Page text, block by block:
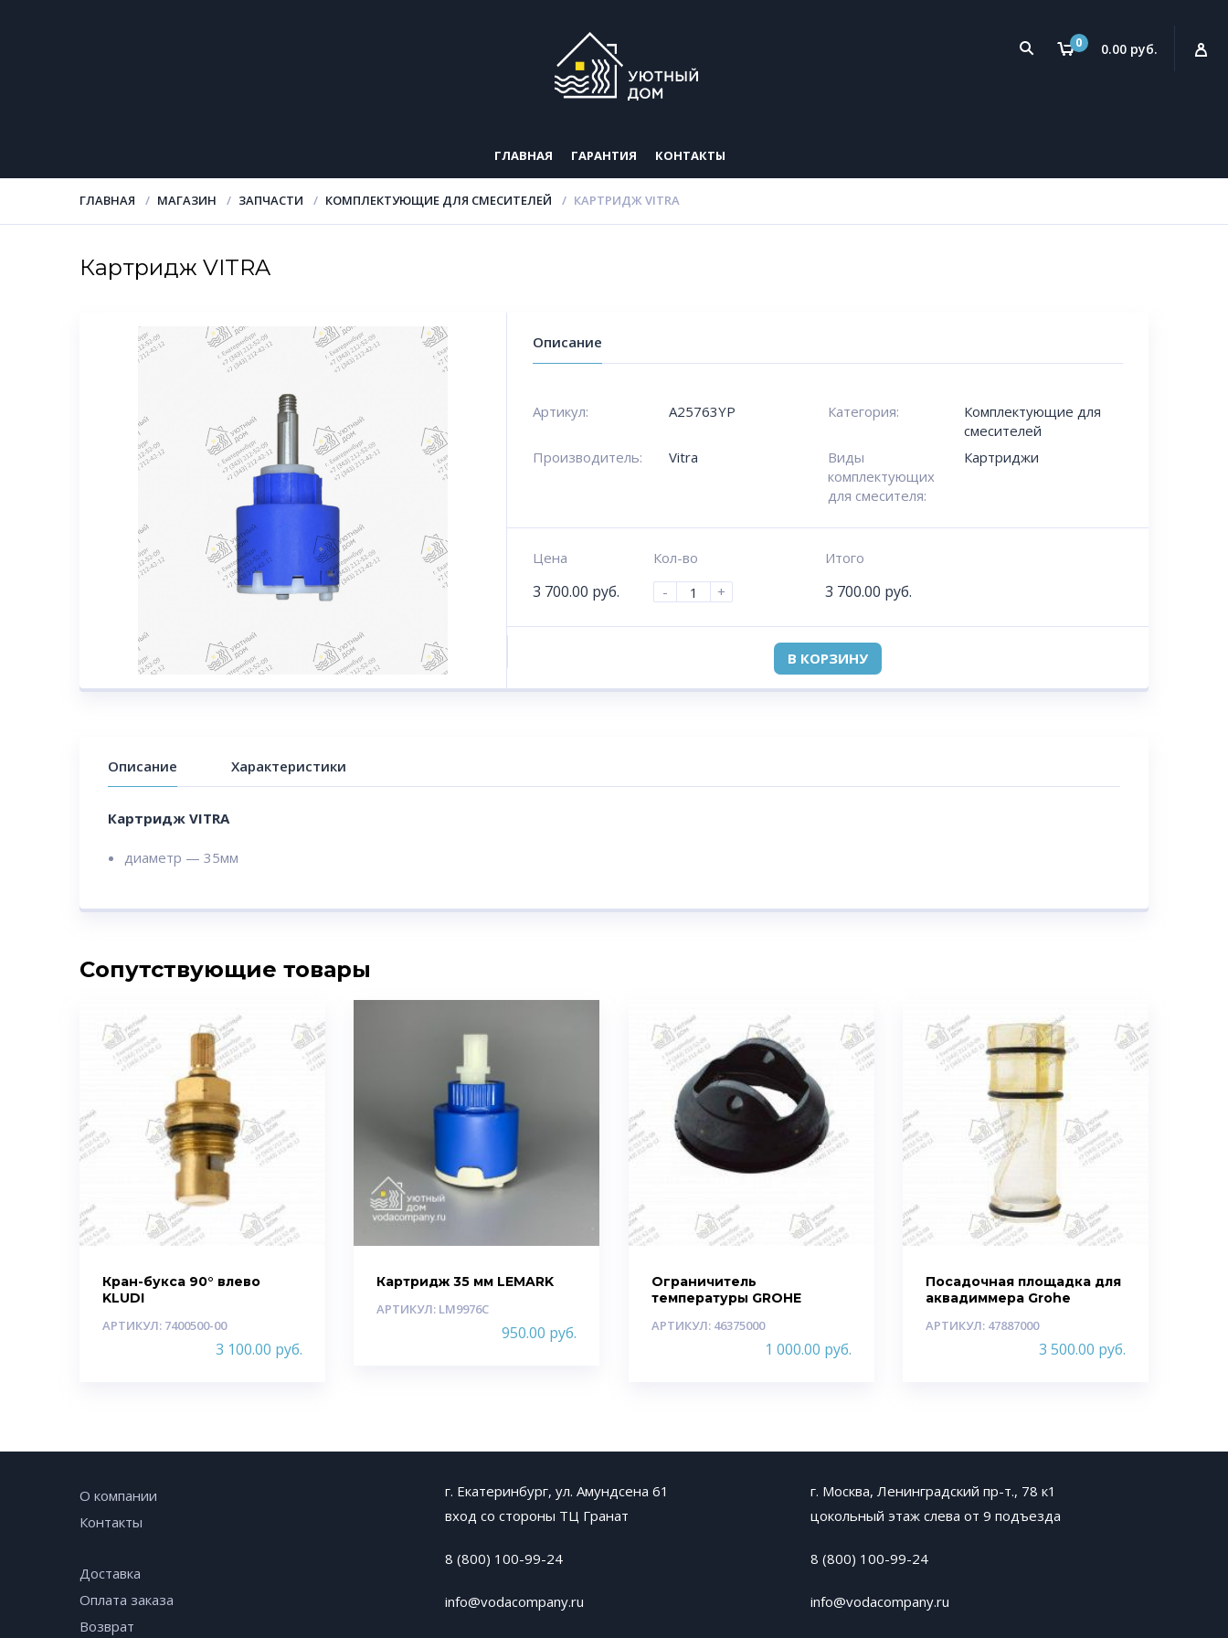
0 0.00 руб.
ГЛАВНАЯ ГАРАНТИЯ КОНТАКТЫ
ГЛАВНАЯ МАГАЗИН ЗАПЧАСТИ КОМПЛЕКТУЮЩИЕ ДЛЯ СМЕСИТЕЛЕЙ КАРТРИДЖ VITRA
Картридж VITRA
Описание
Артикул: A25763YP Категория:
Комплектующие для
смесителей
Производитель:
Vitra
Виды
комплектующих
для смесителя:
Картриджи
Цена
3 700.00 руб.
Кол-во
-
+
Итого
3 700.00 руб.
В КОРЗИНУ
Описание Характеристики
Картридж VITRA
диаметр — 35мм
Сопутствующие товары
Кран-букса 90° влево
KLUDI
АРТИКУЛ: 7400500-00
3 100.00 руб.
Картридж 35 мм LEMARK
АРТИКУЛ: LM9976C
950.00 руб.
Ограничитель
температуры GROHE
АРТИКУЛ: 46375000
1 000.00 руб.
Посадочная площадка для
аквадиммера Grohe
АРТИКУЛ: 47887000
3 500.00 руб.
О компании
Контакты
Доставка
Оплата заказа
Возврат
г. Екатеринбург, ул. Амундсена 61
вход со стороны ТЦ Гранат
8 (800) 100-99-24
info@vodacompany.ru
г. Москва, Ленинградский пр-т., 78 к1
цокольный этаж слева от 9 подъезда
8 (800) 100-99-24
info@vodacompany.ru